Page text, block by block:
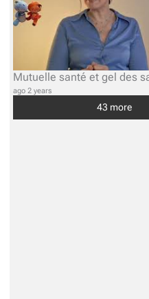
ago 2 years
43 more